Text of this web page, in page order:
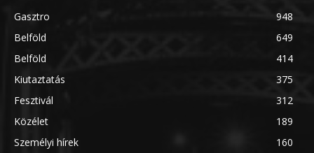
Gasztro
948
Belföld
649
Belföld
414
Kiutaztatás
375
Fesztivál
312
Közélet
189
Személyi hírek
160